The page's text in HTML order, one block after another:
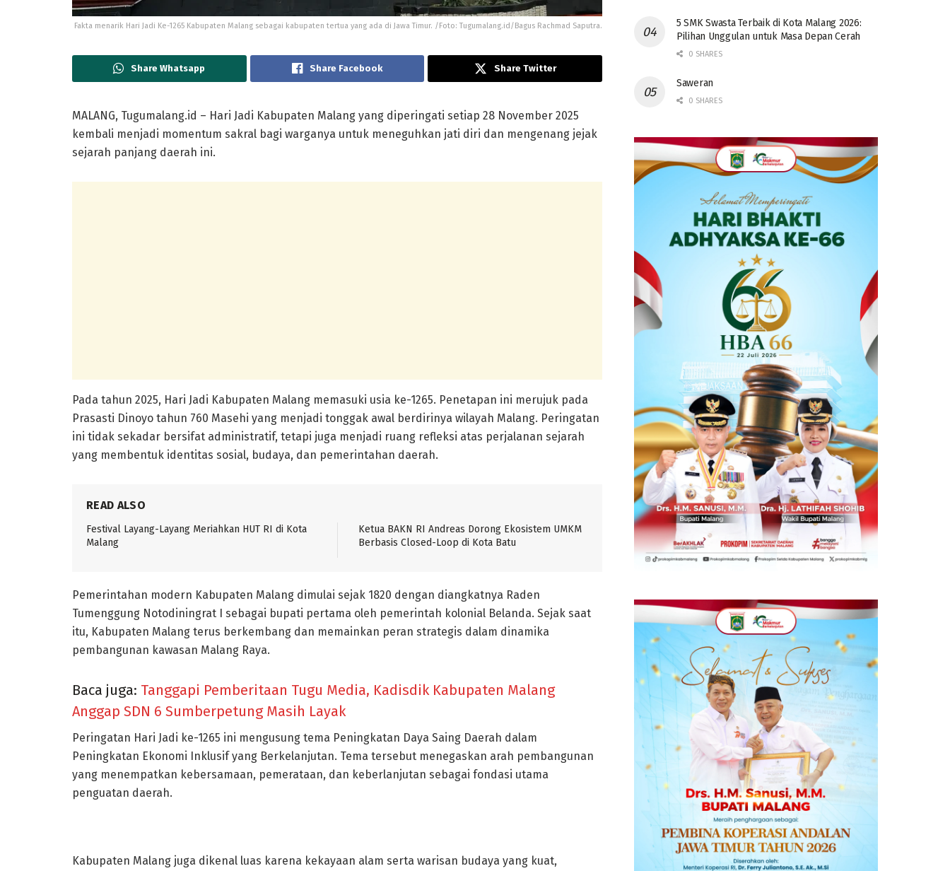
Fakta menarik Hari Jadi Ke-1265 Kabupaten Malang sebagai kabupaten tertua yang ada di Jawa Timur. /Foto: Tugumalang.id/Bagus Rachmad Saputra.
Share Whatsapp Share Facebook Share Twitter
MALANG, Tugumalang.id – Hari Jadi Kabupaten Malang yang diperingati setiap 28 November 2025
kembali menjadi momentum sakral bagi warganya untuk meneguhkan jati diri dan mengenang jejak
sejarah panjang daerah ini.
Pada tahun 2025, Hari Jadi Kabupaten Malang memasuki usia ke-1265. Penetapan ini merujuk pada
Prasasti Dinoyo tahun 760 Masehi yang menjadi tonggak awal berdirinya wilayah Malang. Peringatan
ini tidak sekadar bersifat administratif, tetapi juga menjadi ruang refleksi atas perjalanan sejarah
yang membentuk identitas sosial, budaya, dan pemerintahan daerah.
READ ALSO
Festival Layang-Layang Meriahkan HUT RI di Kota
Malang
Ketua BAKN RI Andreas Dorong Ekosistem UMKM
Berbasis Closed-Loop di Kota Batu
Pemerintahan modern Kabupaten Malang dimulai sejak 1820 dengan diangkatnya Raden
Tumenggung Notodiningrat I sebagai bupati pertama oleh pemerintah kolonial Belanda. Sejak saat
itu, Kabupaten Malang terus berkembang dan memainkan peran strategis dalam dinamika
pembangunan kawasan Malang Raya.
Baca juga: Tanggapi Pemberitaan Tugu Media, Kadisdik Kabupaten Malang
Anggap SDN 6 Sumberpetung Masih Layak
Peringatan Hari Jadi ke-1265 ini mengusung tema Peningkatan Daya Saing Daerah dalam
Peningkatan Ekonomi Inklusif yang Berkelanjutan. Tema tersebut menegaskan arah pembangunan
yang menempatkan kebersamaan, pemerataan, dan keberlanjutan sebagai fondasi utama
penguatan daerah.
Kabupaten Malang juga dikenal luas karena kekayaan alam serta warisan budaya yang kuat,
5 SMK Swasta Terbaik di Kota Malang 2026:
Pilihan Unggulan untuk Masa Depan Cerah
0 SHARES
Saweran
0 SHARES